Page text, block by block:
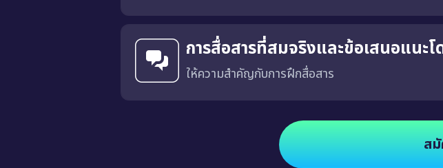
การสื่อสารที่สมจริงและข้อเสนอแนะโ
ให้ความสำคัญกับการฝึกสื่อสาร
ส